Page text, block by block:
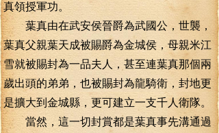
真領授軍功。
葉真由在武安侯晉爵為武國公，世襲，
葉真父親葉天成被賜爵為金城侯，母親米江
雪就被賜封為一品夫人，甚至連葉真那個兩
歲出頭的弟弟，也被賜封為龍騎衛，封地更
是擴大到金城縣，更可建立一支千人衛隊。
當然，這一切封賞都是葉真事先溝通過